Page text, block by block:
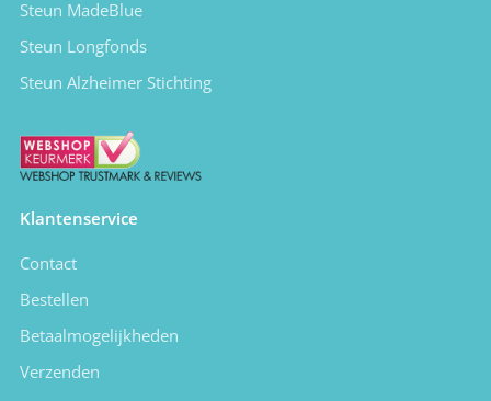
Steun MadeBlue
Steun Longfonds
Steun Alzheimer Stichting
Klantenservice
Contact
Bestellen
Betaalmogelijkheden
Verzenden